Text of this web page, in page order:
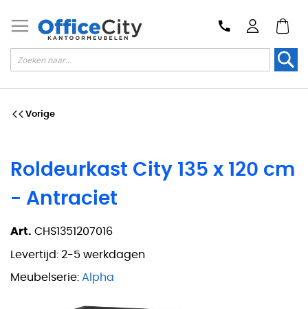
Roldeurkast City 135 x 120 cm
- Antraciet
Art. CHS1351207016
Levertijd: 2-5 werkdagen
Meubelserie: Alpha
Vorige